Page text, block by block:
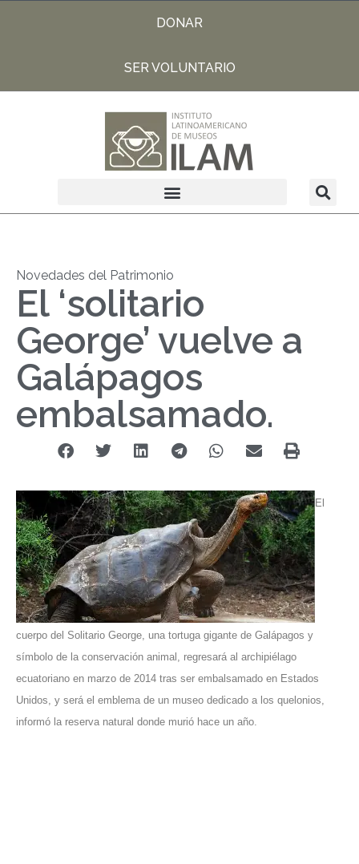
DONAR
SER VOLUNTARIO
Novedades del Patrimonio
El ‘solitario
George’ vuelve a
Galápagos
embalsamado.
El
cuerpo del Solitario George, una tortuga gigante de Galápagos y
símbolo de la conservación animal, regresará al archipiélago
ecuatoriano en marzo de 2014 tras ser embalsamado en Estados
Unidos, y será el emblema de un museo dedicado a los quelonios,
informó la reserva natural donde murió hace un año.